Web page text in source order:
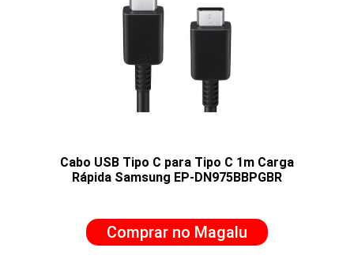
Cabo USB Tipo C para Tipo C 1m Carga
Rápida Samsung EP-DN975BBPGBR
Comprar no Magalu